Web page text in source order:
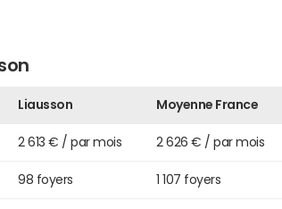
Liausson Moyenne France
2 613 € / par mois 2 626 € / par mois
98 foyers 1 107 foyers